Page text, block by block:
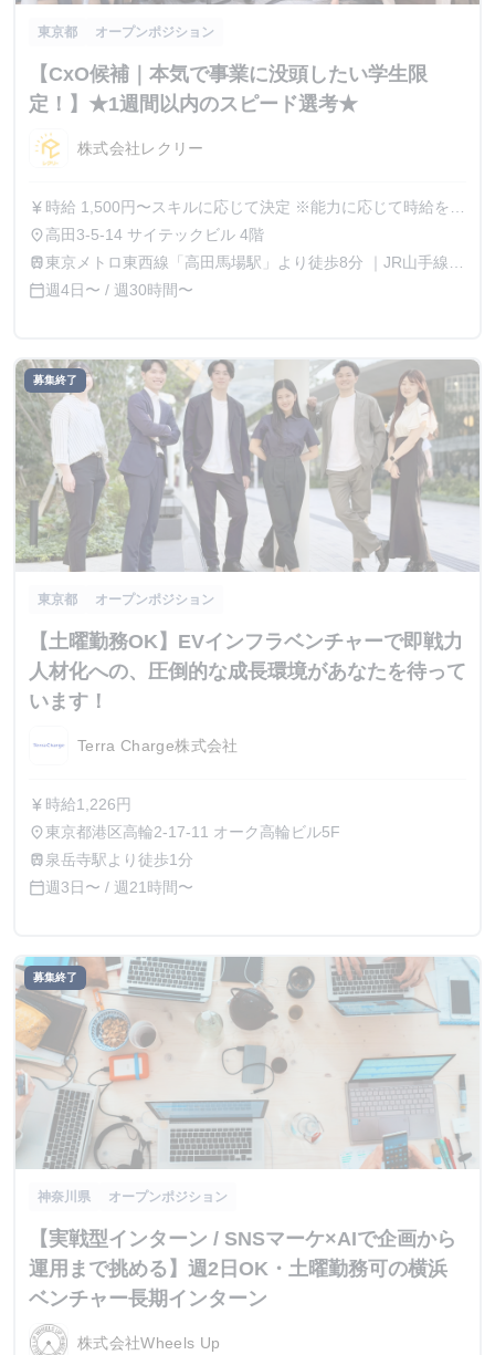
東京都 オープンポジション
【CxO候補｜本気で事業に没頭したい学生限
定！】★1週間以内のスピード選考★
株式会社レクリー
currency_yen 時給 1,500円〜スキルに応じて決定 ※能力に応じて時給を都
度相談可能、成果が時給に直結する環境 ※インターン生に
対して年収1000万円オファーをした実績あり
place 高田3-5-14 サイテックビル 4階
train東京メトロ東西線「高田馬場駅」より徒歩8分 ｜JR山手線
「高田馬場駅」より徒歩9分
calendar_today週4日〜 / 週30時間〜
募集終了
東京都 オープンポジション
【土曜勤務OK】EVインフラベンチャーで即戦力
人材化への、圧倒的な成長環境があなたを待って
います！
Terra Charge株式会社
currency_yen 時給1,226円
place東京都港区高輪2-17-11 オーク高輪ビル5F
train 泉岳寺駅より徒歩1分
calendar_today週3日〜 / 週21時間〜
募集終了
神奈川県 オープンポジション
【実戦型インターン / SNSマーケ×AIで企画から
運用まで挑める】週2日OK・土曜勤務可の横浜
ベンチャー長期インターン
株式会社Wheels Up